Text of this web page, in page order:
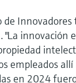
innovación
empleados allí
en 2024